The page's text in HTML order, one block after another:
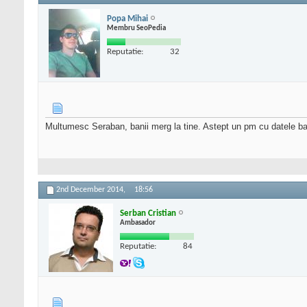
Popa Mihai
Membru SeoPedia
Reputatie: 32
Multumesc Seraban, banii merg la tine. Astept un pm cu datele
2nd December 2014, 18:56
Serban Cristian
Ambasador
Reputatie: 84